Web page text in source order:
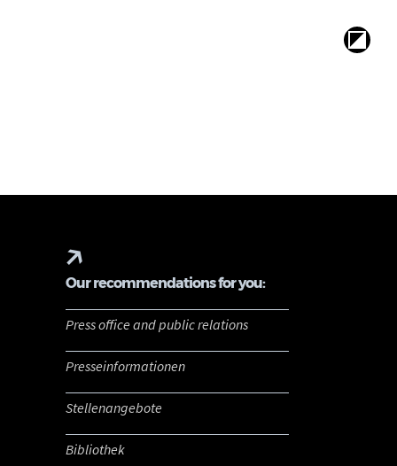
Our recommendations for you:
Press office and public relations
Presseinformationen
Stellenangebote
Bibliothek